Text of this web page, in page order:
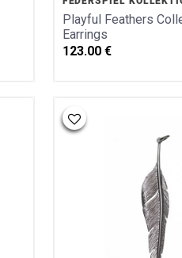
Playful Feathers
Earrings
123.00€